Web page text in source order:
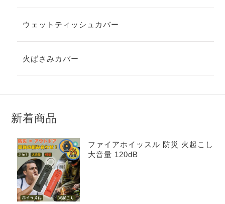
ウェットティッシュカバー
火ばさみカバー
新着商品
ファイアホイッスル 防災 火起こし
大音量 120dB